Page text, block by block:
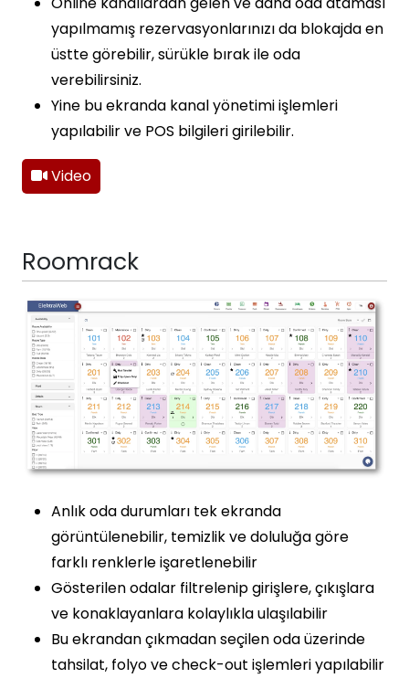
yapılmamış rezervasyonlarınızı da blokajda en
üstte görebilir, sürükle bırak ile oda
verebilirsiniz.
Yine bu ekranda kanal yönetimi işlemleri
yapılabilir ve POS bilgileri girilebilir.
Video
Roomrack
Anlık oda durumları tek ekranda
görüntülenebilir, temizlik ve doluluğa göre
farklı renklerle işaretlenebilir
Gösterilen odalar filtrelenip girişlere, çıkışlara
ve konaklayanlara kolaylıkla ulaşılabilir
Bu ekrandan çıkmadan seçilen oda üzerinde
tahsilat, folyo ve check-out işlemleri yapılabilir